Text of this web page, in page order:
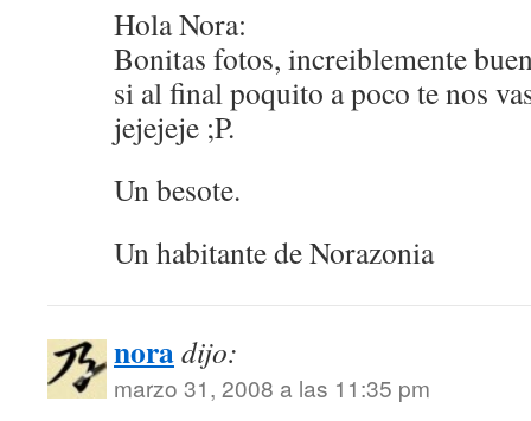
Hola Nora:
Bonitas fotos, increiblemente
si al final poquito a poco te nos
jejejeje ;P.
Un besote.
Un habitante de Norazonia
noradijo:
marzo 31, 2008 a las 11:35 pm